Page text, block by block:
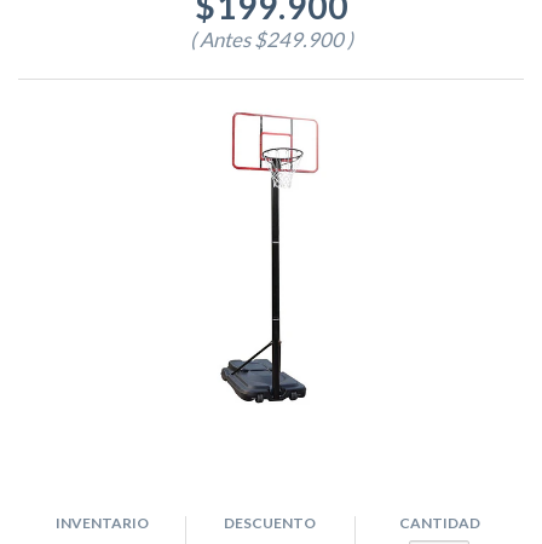
( Antes$249.900)
INVENTARIO DESCUENTO CANTIDAD